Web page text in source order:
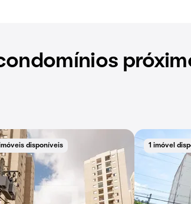
disponíveis 1 imóvel